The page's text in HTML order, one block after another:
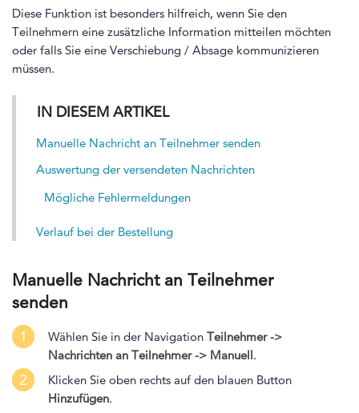
Kontakt
Diese Funktion ist besonders hilfreich, wenn Sie den
Teilnehmern eine zusätzliche Information mitteilen möchten
oder falls Sie eine Verschiebung / Absage kommunizieren
müssen.
IN DIESEM ARTIKEL
Manuelle Nachricht an Teilnehmer senden
Auswertung der versendeten Nachrichten
Mögliche Fehlermeldungen
Verlauf bei der Bestellung
Manuelle Nachricht an Teilnehmer
senden
1 Wählen Sie in der Navigation Teilnehmer ->
Nachrichten an Teilnehmer -> Manuell.
2
Klicken Sie oben rechts auf den blauen Button
Hinzufügen.